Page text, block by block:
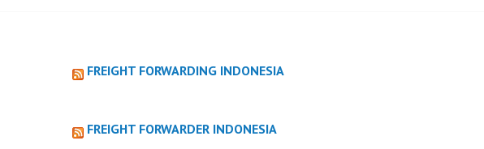
FREIGHT FORWARDING INDONESIA
FREIGHT FORWARDER INDONESIA